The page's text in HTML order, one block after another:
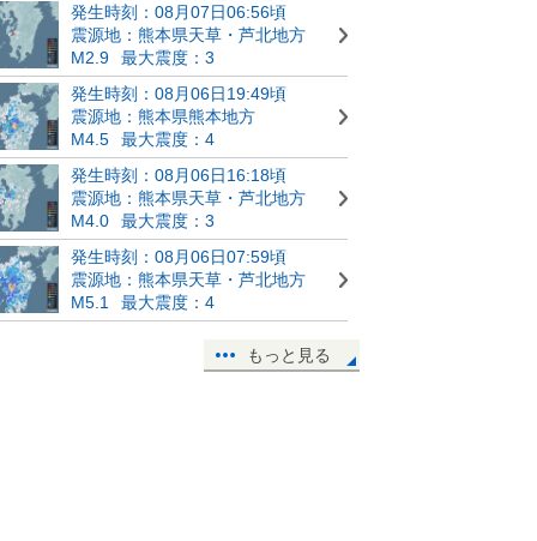
発生時刻：08月07日06:56頃
震源地：熊本県天草・芦北地方
M2.9
最大震度：3
発生時刻：08月06日19:49頃
震源地：熊本県熊本地方
M4.5
最大震度：4
発生時刻：08月06日16:18頃
震源地：熊本県天草・芦北地方
M4.0
最大震度：3
発生時刻：08月06日07:59頃
震源地：熊本県天草・芦北地方
M5.1
最大震度：4
もっと見る